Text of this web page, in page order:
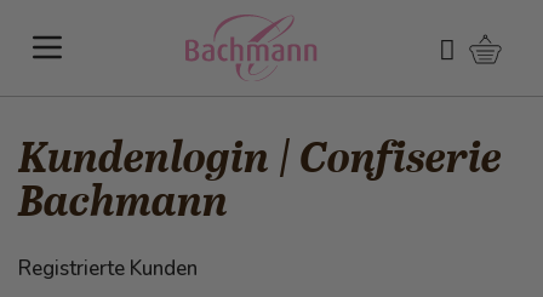
Suchen
Kundenlogin | Confiserie
Bachmann
Registrierte Kunden